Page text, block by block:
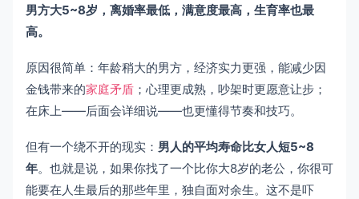
男方大5~8岁，离婚率最低，满意度最高，生育率也最
高。
原因很简单：年龄稍大的男方，经济实力更强，能减少因
金钱带来的家庭矛盾 ；心理更成熟，吵架时更愿意让步；
在床上——后面会详细说——也更懂得节奏和技巧。
但有一个绕不开的现实： 男人的平均寿命比女人短5~8
年。也就是说，如果你找了一个比你大8岁的老公，你很可
能要在人生最后的那些年里，独自面对余生。这不是吓